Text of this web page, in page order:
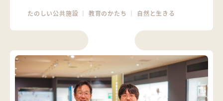
たのしい公共施設 ｜ 教育のかたち ｜ 自然と生きる